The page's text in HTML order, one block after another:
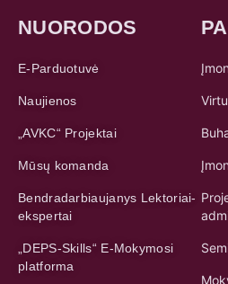
NUORODOS
E-Parduotuvė
Naujienos
„AVKC“ Projektai
Mūsų komanda
Bendradarbiaujanys Lektoriai-
ekspertai
„DEPS-Skills“ E-Mokymosi
platforma